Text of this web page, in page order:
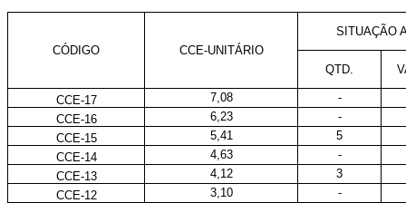
CÓDIGO CCE-UNITÁRIO
SITUAÇÃO
QTD.
CCE-17 7,08
-
CCE-16
6,23
-
CCE-15
5,41
5
CCE-14
4,63
-
CCE-13
4,12
3
CCE-12
3,10
-